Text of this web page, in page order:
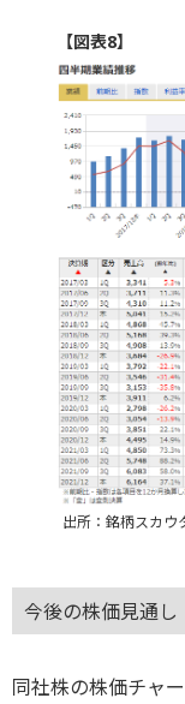
【図表8】
出所：銘柄スカ
今後の株価見通し
同社株の株価チャ